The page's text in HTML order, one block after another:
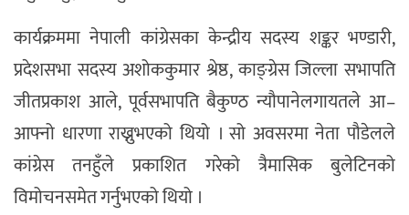
कार्यक्रममा नेपाली कांग्रेसका केन्द्रीय सदस्य शङ्कर भण्डारी,
प्रदेशसभा सदस्य अशोककुमार श्रेष्ठ, काङ्ग्रेस जिल्ला सभापति
जीतप्रकाश आले, पूर्वसभापति बैकुण्ठ न्यौपानेलगायतले आ–
आफ्नो धारणा राख्नुभएको थियो । सो अवसरमा नेता पौडेलले
कांग्रेस तनहुँले प्रकाशित गरेको त्रैमासिक बुलेटिनको
विमोचनसमेत गर्नुभएको थियो ।